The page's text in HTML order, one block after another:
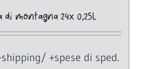
di montagna 24x 0,25L
+spese di sped.